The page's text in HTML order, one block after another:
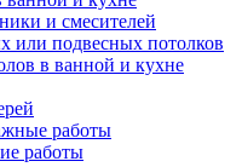
и смесителей
или подвесных потолков
в ванной и кухне
работы
работы